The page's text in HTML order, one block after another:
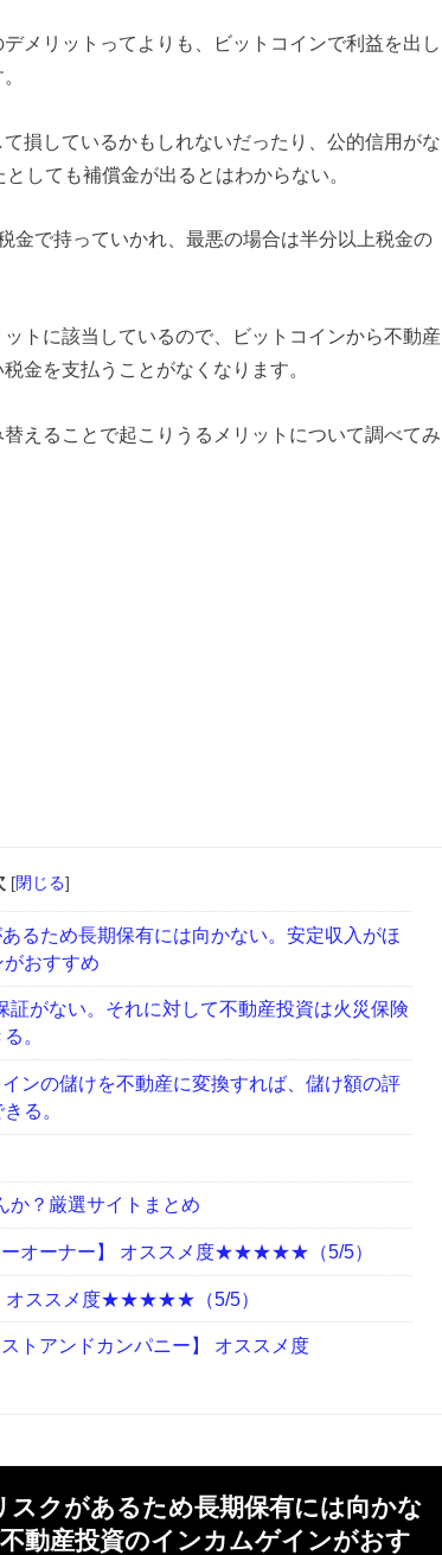
メリットってよりも、ビットコインで利益を出し
損しているかもしれないだったり、公的信用がな
しても補償金が出るとはわからない。
金で持っていかれ、最悪の場合は半分以上税金の
トに該当しているので、ビットコインから不動産
金を支払うことがなくなります。
えることで起こりうるメリットについて調べてみ
[閉じる]
るため長期保有には向かない。安定収入がほ
おすすめ
証がない。それに対して不動産投資は火災保険
。
ンの儲けを不動産に変換すれば、儲け額の評
る。
か？厳選サイトまとめ
ーオーナー】 オススメ度★★★★★（5/5）
オススメ度★★★★★（5/5）
トアンドカンパニー】 オススメ度
スクがあるため長期保有には向かな
動産投資のインカムゲインがおす